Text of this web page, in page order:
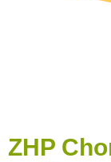
ZHP